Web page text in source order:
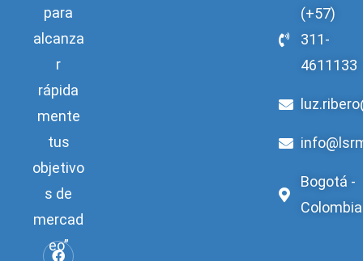
para
alcanza
r
rápida
mente
tus
objetivo
s de
mercad
eo”
(+57)
311-
4611133
Bogotá -
Colombia